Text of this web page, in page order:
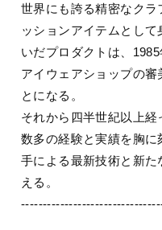
世界にも誇る精密なク
ッションアイテムとし
いだプロダクトは、
アイウェアショップの審
とになる。
それから四半世紀以上
数多の経験と実績を胸
手による最新技術と新
える。